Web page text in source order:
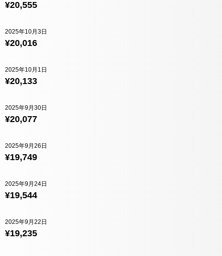
¥20,555
¥20,016
2025年10月3日
¥20,133
2025年10月1日
¥20,077
2025年9月30日
¥19,749
2025年9月26日
¥19,544
2025年9月24日
¥19,235
2025年9月22日